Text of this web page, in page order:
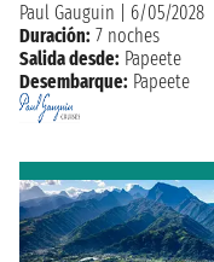
Paul Gauguin
6/05/2028
Duración: 7 noches
Salida desde: Papeete
Desembarque: Papeete